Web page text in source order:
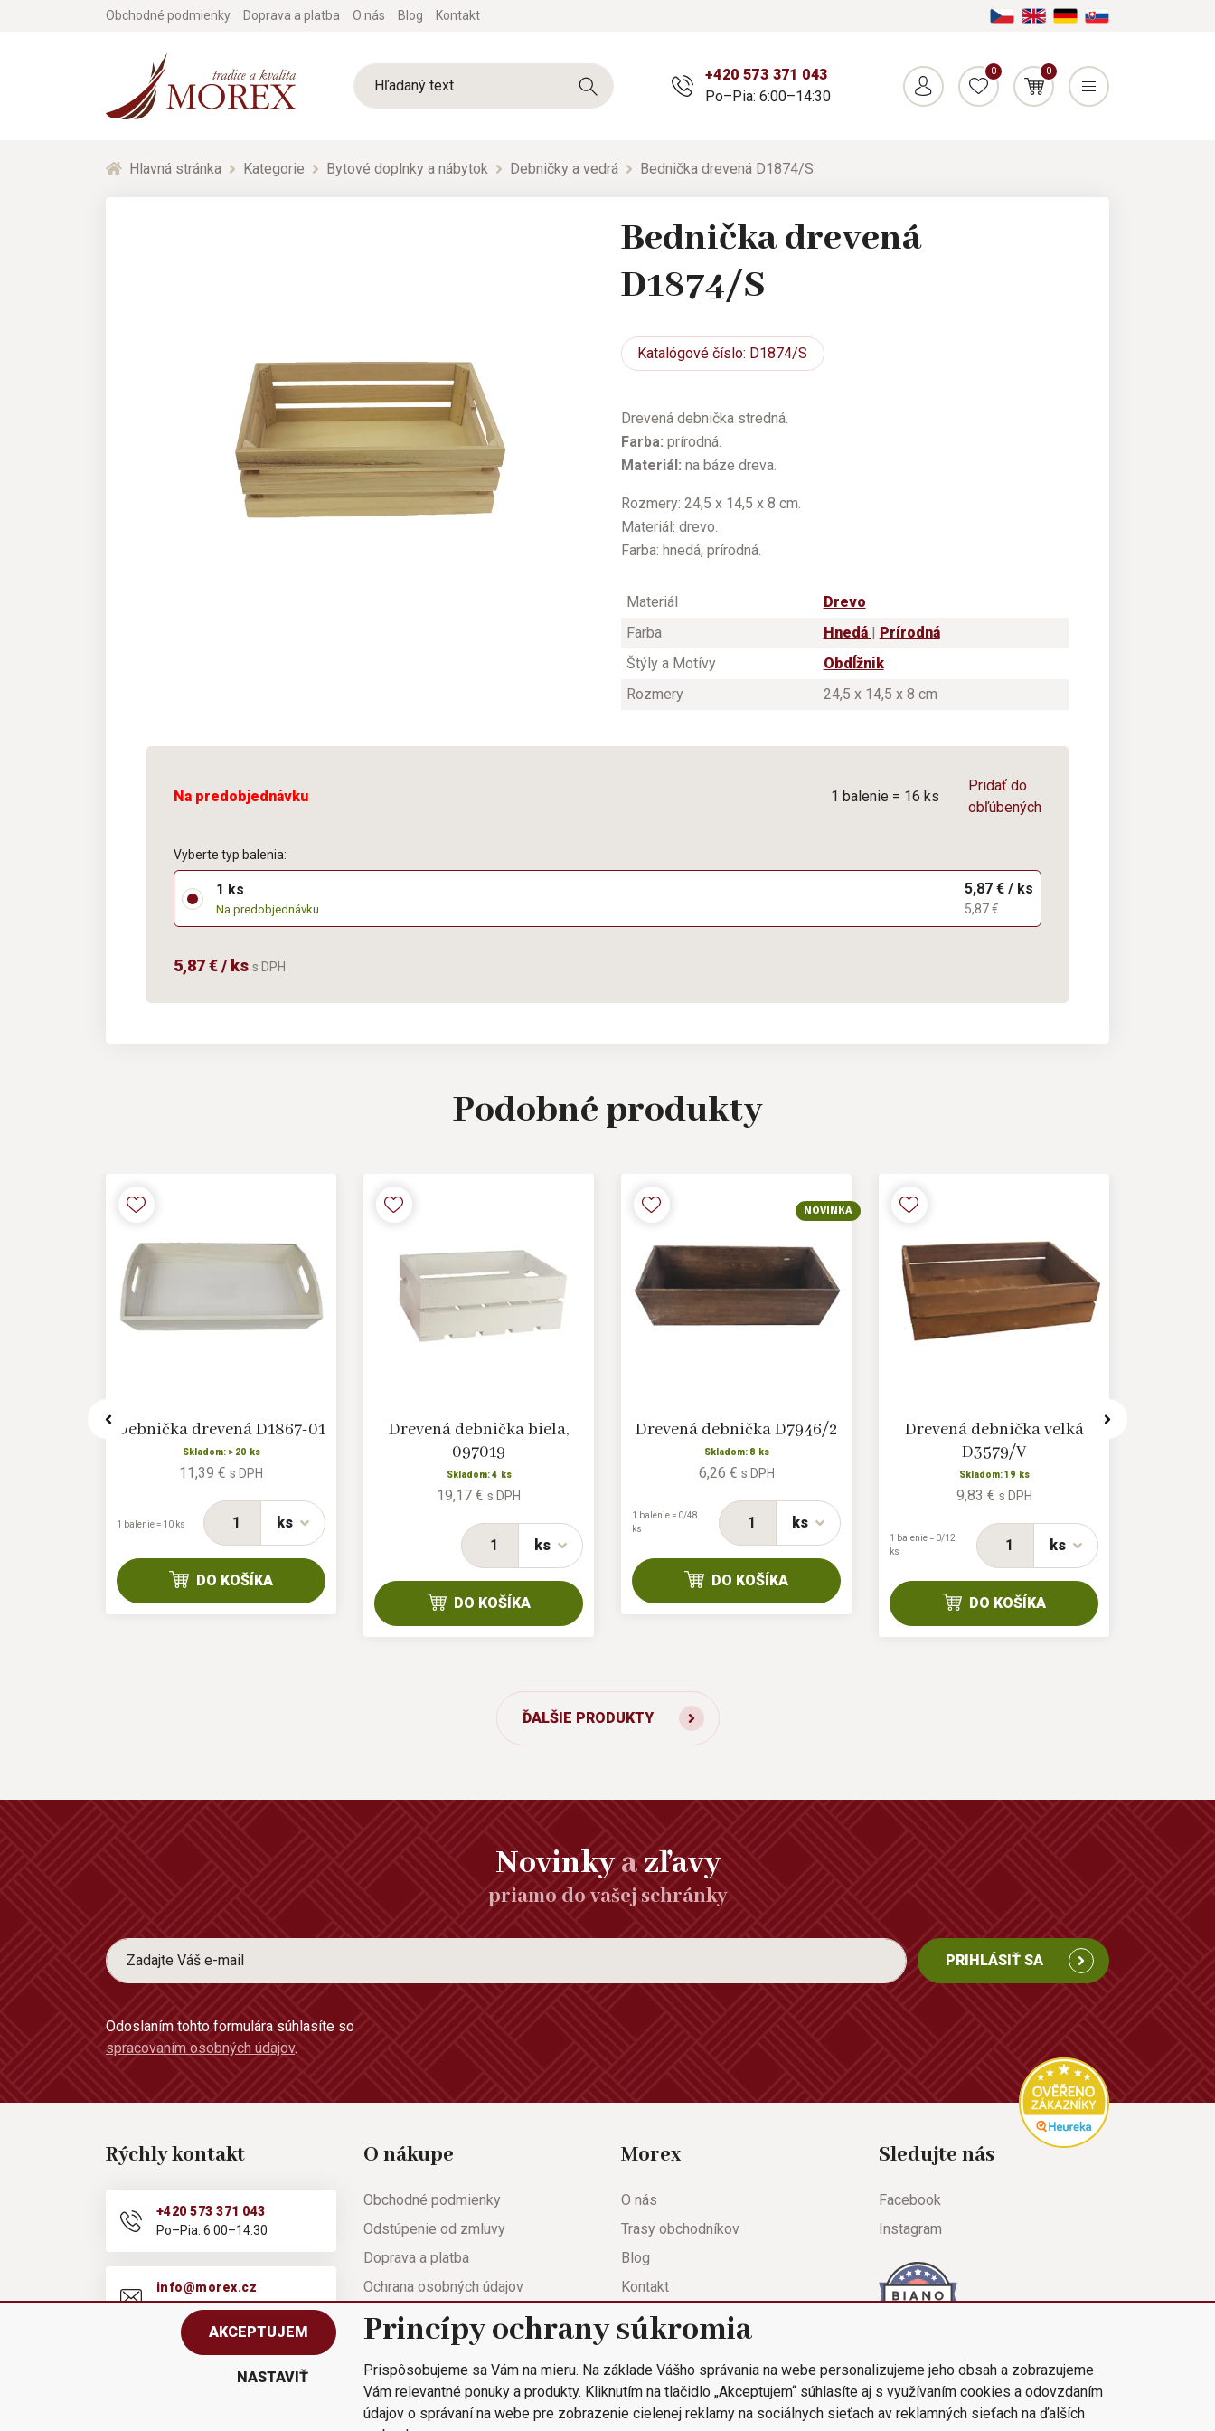
Obchodné podmienky Doprava a platba O nás Blog Kontakt
+420 573 371 043
Po–Pia: 6:00–14:30
0 0
Hlavná stránka Kategorie Bytové doplnky a nábytok Debničky a vedrá Bednička drevená D1874/S
Bednička drevená
D1874/S
Katalógové číslo: D1874/S
Drevená debnička stredná.
Farba: prírodná.
Materiál: na báze dreva.
Rozmery: 24,5 x 14,5 x 8 cm.
Materiál: drevo.
Farba: hnedá, prírodná.
Materiál
Drevo
Farba
Hnedá
Prírodná
Štýly a Motívy
Obdĺžnik
Rozmery
24,5 x 14,5 x 8 cm
Na predobjednávku 1 balenie = 16 ks
Pridať do
obľúbených
Vyberte typ balenia:
1 ks
Na predobjednávku
5,87 € / ks
5,87 €
5,87 € / ks s DPH
Podobnéprodukty
Debnička drevená D1867-01
Skladom: > 20 ks
11,39 € s DPH
ks
1 balenie = 10 ks
DO KOŠÍKA
Drevená debnička biela,
097019
Skladom: 4 ks
19,17 € s DPH
ks
DO KOŠÍKA
NOVINKA
Drevená debnička D7946/2
Skladom: 8 ks
6,26 € s DPH
ks
1 balenie = 0/48
ks
DO KOŠÍKA
Drevená debnička velká
D3579/V
Skladom: 19 ks
9,83 € s DPH
ks
1 balenie = 0/12
ks
DO KOŠÍKA
ĎALŠIE PRODUKTY
Novinkyazľavy
priamo do vašej schránky
PRIHLÁSIŤ SA
Odoslaním tohto formulára súhlasíte so
spracovaním osobných údajov.
Rýchly kontakt
+420 573 371 043
Po–Pia: 6:00–14:30
info@morex.cz
Po–Pia: 6:00–14:30
O nákupe
Obchodné podmienky
Odstúpenie od zmluvy
Doprava a platba
Ochrana osobných údajov
Nápoveda
Reklamačný list
Rýchla objednávka
Morex
O nás
Trasy obchodníkov
Blog
Kontakt
Nastavenie súkromia
Sledujte nás
Facebook
Instagram
AKCEPTUJEM
NASTAVIŤ
Princípy ochrany súkromia
Prispôsobujeme sa Vám na mieru. Na základe Vášho správania na webe personalizujeme jeho obsah a zobrazujeme
Vám relevantné ponuky a produkty. Kliknutím na tlačidlo „Akceptujem“ súhlasíte aj s využívaním cookies a odovzdaním
údajov o správaní na webe pre zobrazenie cielenej reklamy na sociálnych sieťach av reklamných sieťach na ďalších